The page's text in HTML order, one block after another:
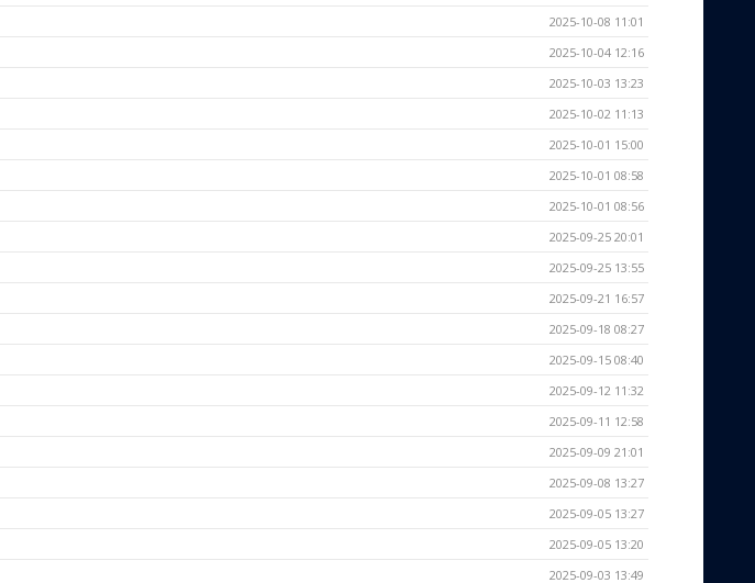
2025-10-08 11:01
2025-10-04 12:16
2025-10-03 13:23
2025-10-02 11:13
2025-10-01 15:00
2025-10-01 08:58
2025-10-01 08:56
2025-09-25 20:01
2025-09-25 13:55
2025-09-21 16:57
2025-09-18 08:27
2025-09-15 08:40
2025-09-12 11:32
2025-09-11 12:58
2025-09-09 21:01
2025-09-08 13:27
2025-09-05 13:27
2025-09-05 13:20
2025-09-03 13:49